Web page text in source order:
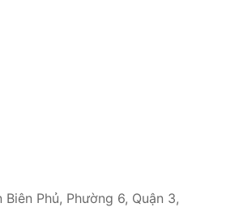
Biên Phủ, Phường 6, Quận 3,